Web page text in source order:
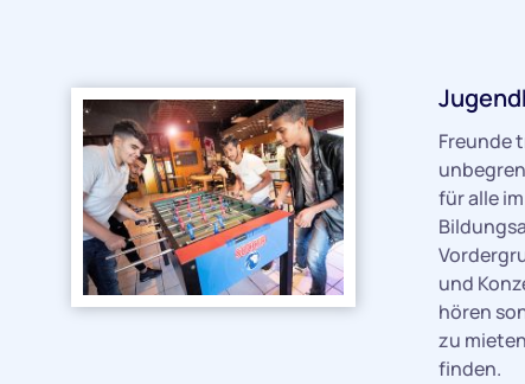
Freunde
für alle
und
hören
zu
finden.